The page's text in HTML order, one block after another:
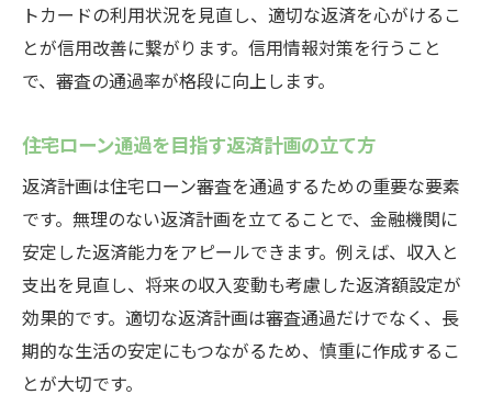
トカードの利用状況を見直し、適切な返済を心がけるこ
とが信用改善に繋がります。信用情報対策を行うこと
で、審査の通過率が格段に向上します。
住宅ローン通過を目指す返済計画の立て方
返済計画は住宅ローン審査を通過するための重要な要素
です。無理のない返済計画を立てることで、金融機関に
安定した返済能力をアピールできます。例えば、収入と
支出を見直し、将来の収入変動も考慮した返済額設定が
効果的です。適切な返済計画は審査通過だけでなく、長
期的な生活の安定にもつながるため、慎重に作成するこ
とが大切です。